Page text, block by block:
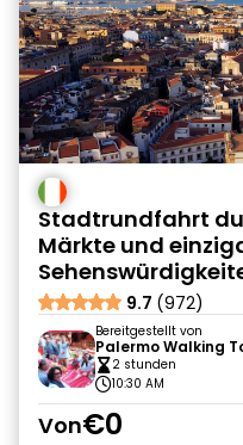
Stadtrundfahrt
Märkte und
9.7 (972)
Bereitgestellt von
Palermo Walking
2 stunden
10:30 AM
Von€0